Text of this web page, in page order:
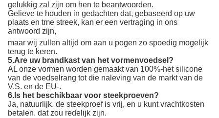
gelukkig zal zijn om hen te beantwoorden.
Gelieve te houden in gedachten dat, gebaseerd op uw
plaats en tme streek, kan er een vertraging in ons
antwoord zijn,
maar wij zullen altijd om aan u pogen zo spoedig mogelijk
terug te keren.
5.Are uw brandkast van het vormenvoedsel?
AL onze vormen worden gemaakt van 100%-het silicone
van de voedselrang tot die naleving van de markt van de
V.S. en de EU-.
6.Is het beschikbaar voor steekproeven?
Ja, natuurlijk. de steekproef is vrij, en u kunt vrachtkosten
betalen. dat zou redelijk zijn.